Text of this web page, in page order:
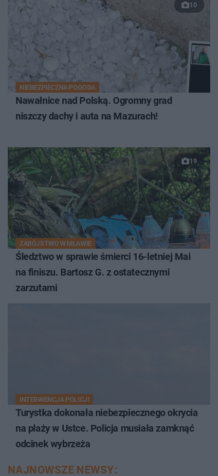
10
NIEBEZPIECZNA POGODA
Nawałnice nad Polską. Ogromny grad
niszczy dachy i auta na Mazurach!
19
ZABÓJSTWO W MŁAWIE
Śledztwo w sprawie śmierci 16-letniej Mai
na finiszu. Bartosz G. z ostatecznymi
zarzutami
INTERWENCJA POLICJI
Turystka dokonała niebezpiecznego okrycia
na plaży w Ustce. Policja musiała zamknąć
odcinek wybrzeża
NAJNOWSZE NEWSY: